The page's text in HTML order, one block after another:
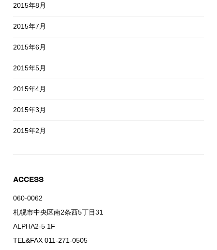
2015年8月
2015年7月
2015年6月
2015年5月
2015年4月
2015年3月
2015年2月
ACCESS
060-0062
札幌市中央区南2条西5丁目31
ALPHA2-5 1F
TEL&FAX 011-271-0505